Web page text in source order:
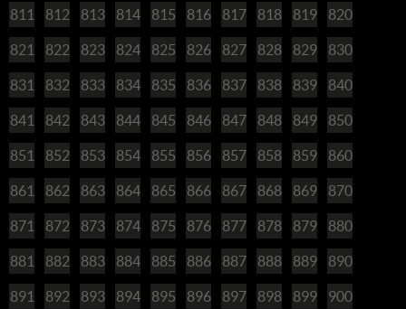
811 812 813 814 815 816 817 818 819 820
821 822 823 824 825 826 827 828 829 830
831 832 833 834 835 836 837 838 839 840
841 842 843 844 845 846 847 848 849 850
851 852 853 854 855 856 857 858 859 860
861 862 863 864 865 866 867 868 869 870
871 872 873 874 875 876 877 878 879 880
881 882 883 884 885 886 887 888 889 890
891 892 893 894 895 896 897 898 899 900